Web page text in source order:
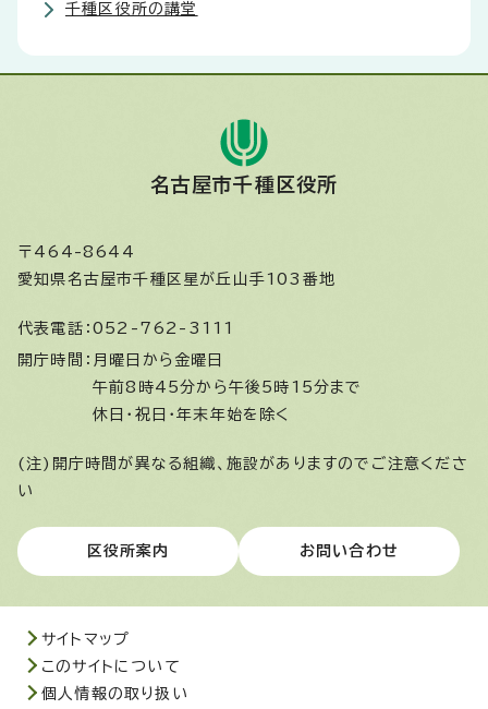
千種区役所の講堂
名古屋市千種区役所
〒464-8644
愛知県名古屋市千種区星が丘山手103番地
代表電話： 052-762-3111
開庁時間： 月曜日から金曜日
午前8時45分から午後5時15分まで
休日・祝日・年末年始を除く
(注)開庁時間が異なる組織、施設がありますのでご注意くださ
い
区役所案内 お問い合わせ
サイトマップ
このサイトについて
個人情報の取り扱い